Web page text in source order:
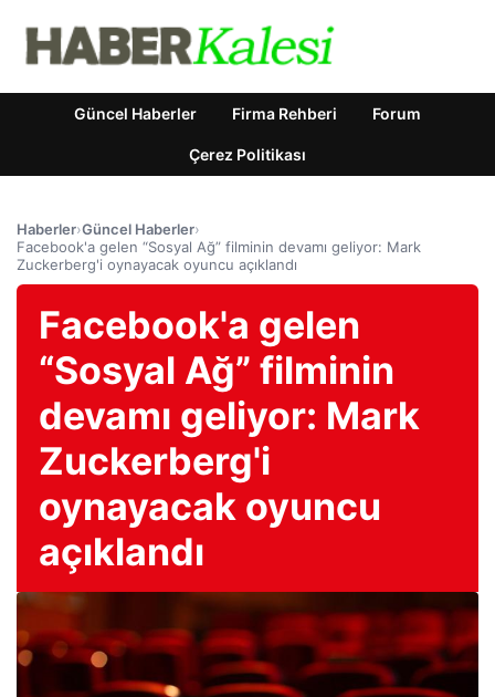
Güncel Haberler Firma Rehberi Forum
Çerez Politikası
Haberler›Güncel Haberler›
Facebook'a gelen “Sosyal Ağ” filminin devamı geliyor: Mark
Zuckerberg'i oynayacak oyuncu açıklandı
Facebook'a gelen
“Sosyal Ağ” filminin
devamı geliyor: Mark
Zuckerberg'i
oynayacak oyuncu
açıklandı